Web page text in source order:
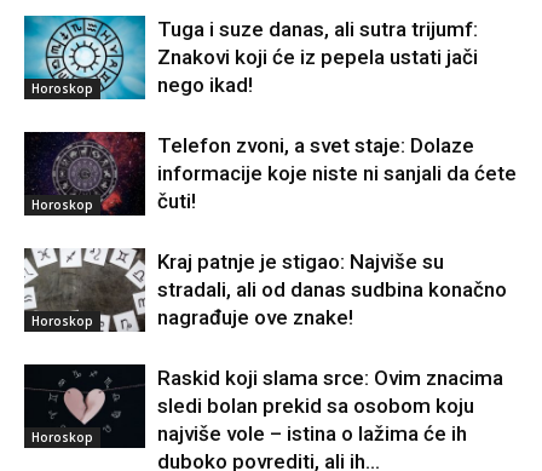
Horoskop
Tuga i suze danas, ali sutra trijumf:
Znakovi koji će iz pepela ustati jači
nego ikad!
Horoskop
Telefon zvoni, a svet staje: Dolaze
informacije koje niste ni sanjali da ćete
čuti!
Horoskop
Kraj patnje je stigao: Najviše su
stradali, ali od danas sudbina konačno
nagrađuje ove znake!
Horoskop
Raskid koji slama srce: Ovim znacima
sledi bolan prekid sa osobom koju
najviše vole – istina o lažima će ih
duboko povrediti, ali ih...